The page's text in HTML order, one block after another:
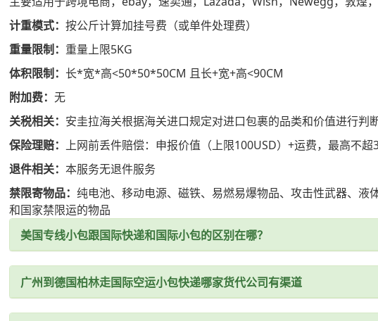
计重模式：按公斤计算加挂号费（或单件处理费）
重量限制： 重量上限5KG
体积限制： 长*宽*高<50*50*50CM 且长+宽+高<90CM
附加费：无
关税相关： 安圭拉海关根据海关进口规定对进口包裹的品类和价值进行
保险理赔： 上网前丢件赔偿：申报价值（上限100USD）+运费，最高不
退件相关：本服务无退件服务
禁限寄物品：纯电池、移动电源、磁铁、易燃易爆物品、攻击性武器、液
和国家禁限运的物品
美国专线小包跟国际快递和国际小包的区别在哪？
广州到德国柏林走国际空运小包快递哪家货代公司有渠道